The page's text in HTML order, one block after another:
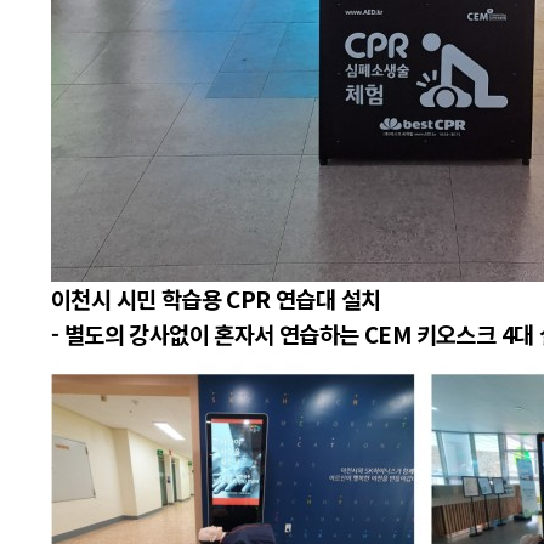
이천시 시민 학습용 CPR 연습대 설치
- 별도의 강사없이 혼자서 연습하는 CEM 키오스크 4대